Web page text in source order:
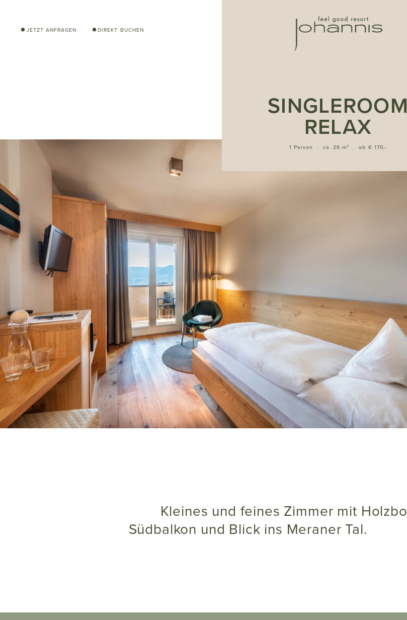
JETZT ANFRAGEN DIREKT BUCHEN
SINGLEROOM
RELAX
1 Person . ca. 26 m² .ab € 170,-
Kleines und feines Zimmer mit Holzboden, Panorama-
Südbalkon und Blick ins Meraner Tal.